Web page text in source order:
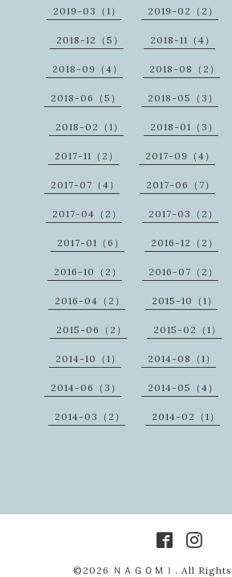
2019-03（1） 2019-02（2）
2018-12（5） 2018-11（4）
2018-09（4） 2018-08（2）
2018-06（5） 2018-05（3）
2018-02（1） 2018-01（3）
2017-11（2） 2017-09（4）
2017-07（4） 2017-06（7）
2017-04（2） 2017-03（2）
2017-01（6） 2016-12（2）
2016-10（2） 2016-07（2）
2016-04（2） 2015-10（1）
2015-06（2） 2015-02（1）
2014-10（1） 2014-08（1）
2014-06（3） 2014-05（4）
2014-03（2） 2014-02（1）
©2026 ＮＡＧＯＭＩ . All